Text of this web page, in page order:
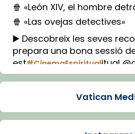
🍿 «León XIV, el hombre
🍿 «Las ovejas detectives»
▶️ Descobreix les seves
prepara una bona sessió
est#CinemaEspiritualitual
Imatge: Generada amb IA
Vatican